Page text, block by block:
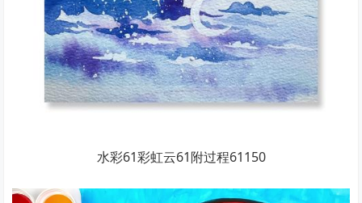
水彩61彩虹云61附过程61150